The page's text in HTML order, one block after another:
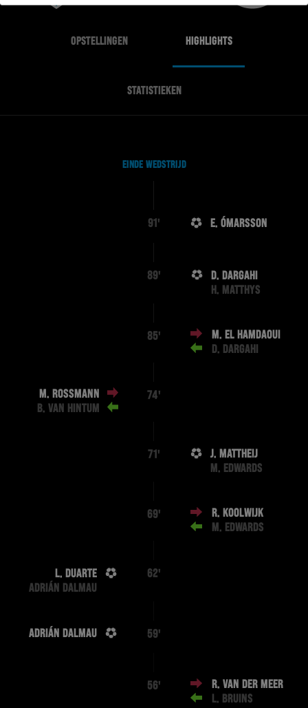
OPSTELLINGEN HIGHLIGHTS
STATISTIEKEN
EINDE WEDSTRIJD
91' E. ÓMARSSON
89'
D. DARGAHI
H. MATTHYS
85'
M. EL HAMDAOUI
D. DARGAHI
M. ROSSMANN
B. VAN HINTUM
74'
71'
J. MATTHEIJ
M. EDWARDS
69'
R. KOOLWIJK
M. EDWARDS
L. DUARTE
ADRIÁN DALMAU
62'
ADRIÁN DALMAU 59'
56'
R. VAN DER MEER
L. BRUINS